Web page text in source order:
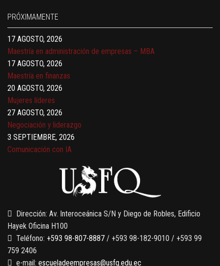
PRÓXIMAMENTE
17 AGOSTO, 2026
Gerencia de empresas familiares
17 AGOSTO, 2026
Maestría en administración de empresas – MBA
17 AGOSTO, 2026
Maestría en finanzas
20 AGOSTO, 2026
Mujeres líderes
27 AGOSTO, 2026
Negociación y liderazgo
3 SEPTIEMBRE, 2026
Comunicación con IA
Gobernanza de datos
13 AGOSTO, 2026
Finanzas para no financieros
Dirección: Av. Interoceánica S/N y Diego de Robles, Edificio
Hayek Oficina H100
Teléfono: +593 98-807-8887 / +593 98-182-9010 / +593 99
759 2406
e-mail: escueladeempresas@usfq.edu.ec